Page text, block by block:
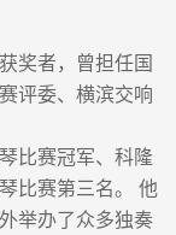
奖者，曾担任国
评委、横滨交响
比赛冠军、科隆
比赛第三名。 他
举办了众多独奏